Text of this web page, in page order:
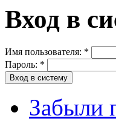
Вход в
Имя пользователя: *
Пароль: *
Забыли